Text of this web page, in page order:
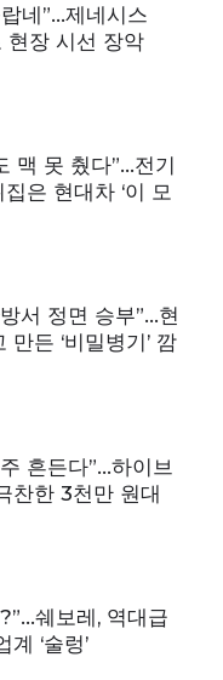
네”…제네시스
현장 시선 장악
맥 못 췄다”…전기
집은 현대차 ‘이 모
서 정면 승부”…현
든 ‘비밀병기’ 깜
흔든다”…하이브
찬한 3천만 원대
쉐보레, 역대급
‘술렁’